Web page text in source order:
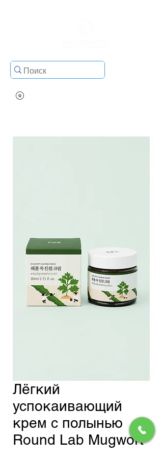
Лёгкий
успокаивающий
крем с полынью
Round Lab Mugwort